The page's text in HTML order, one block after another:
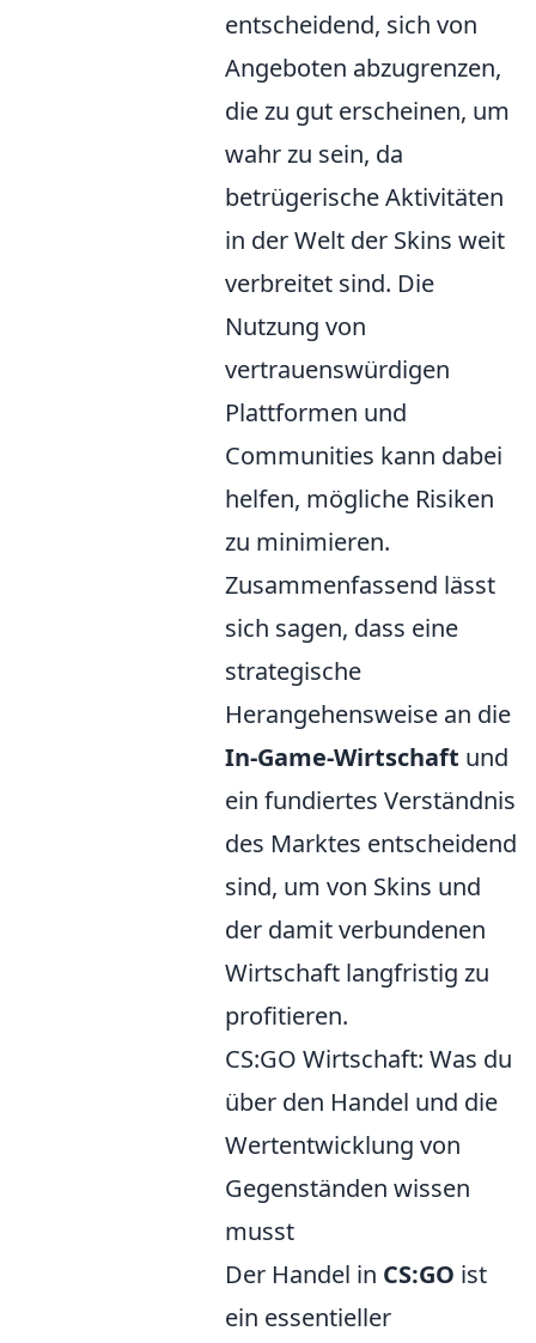
entscheidend, sich von
Angeboten abzugrenzen,
die zu gut erscheinen, um
wahr zu sein, da
betrügerische Aktivitäten
in der Welt der Skins weit
verbreitet sind. Die
Nutzung von
vertrauenswürdigen
Plattformen und
Communities kann dabei
helfen, mögliche Risiken
zu minimieren.
Zusammenfassend lässt
sich sagen, dass eine
strategische
Herangehensweise an die
In-Game-Wirtschaft und
ein fundiertes Verständnis
des Marktes entscheidend
sind, um von Skins und
der damit verbundenen
Wirtschaft langfristig zu
profitieren.
CS:GO Wirtschaft: Was du
über den Handel und die
Wertentwicklung von
Gegenständen wissen
musst
Der Handel in CS:GO ist
ein essentieller